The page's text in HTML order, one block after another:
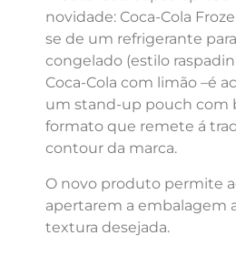
novidade: Coca-Cola
se de um refrigerante
congelado (estilo
Coca-Cola com limão –é
um stand-up pouch com
formato que remete á
contour da marca.
O novo produto permite
apertarem a embalagem
textura desejada.